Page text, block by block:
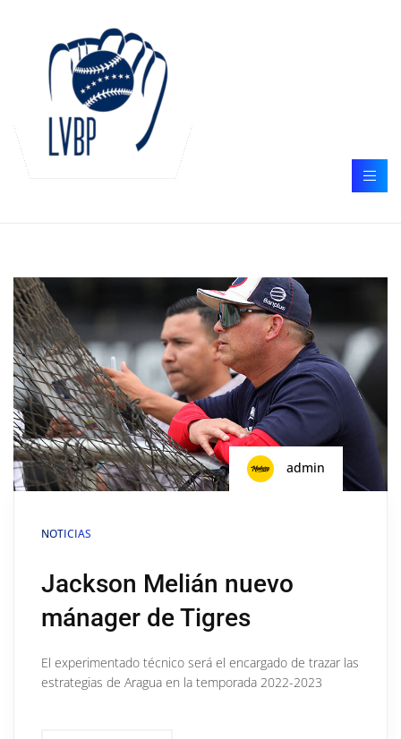
admin
NOTICIAS
Jackson Melián nuevo
mánager de Tigres
El experimentado técnico será el encargado de trazar las
estrategias de Aragua en la temporada 2022-2023